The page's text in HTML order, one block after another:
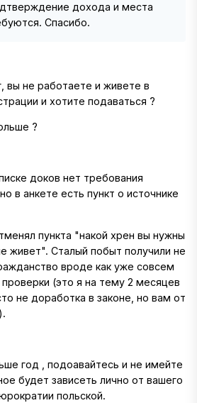
дохода и места
Спасибо.
вы не работаете и живете в
и хотите подаваться ?
?
доков нет требования
в анкете есть пункт о источнике
пункта "накой хрен вы нужны
живет". Сталый побыт получили не
вроде как уже совсем
(это я на тему 2 месяцев
не доработка в законе, но вам от
год , подоавайтесь и не имейте
будет зависеть лично от вашего
польской.